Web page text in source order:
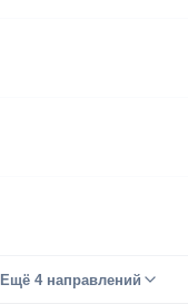
Ещё 4 направлений